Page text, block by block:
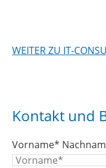
WEITER ZU IT-
Kontakt und
Vorname*